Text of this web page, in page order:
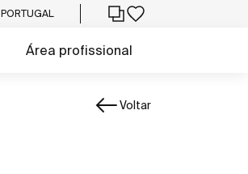
PORTUGAL
Área profissional
Voltar